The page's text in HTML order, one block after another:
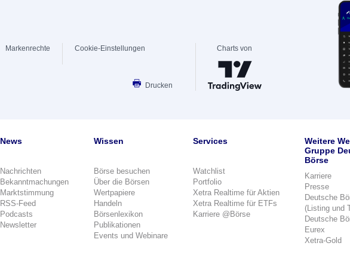
Markenrechte Cookie-Einstellungen
Drucken
Charts von
News
Nachrichten
Bekanntmachungen
Marktstimmung
RSS-Feed
Podcasts
Newsletter
Wissen
Börse besuchen
Über die Börsen
Wertpapiere
Handeln
Börsenlexikon
Publikationen
Events und Webinare
Services
Watchlist
Portfolio
Xetra Realtime für Aktien
Xetra Realtime für ETFs
Karriere @Börse
Weitere
Gruppe
Börse
Karriere
Presse
Deutsche
(Listing und
Deutsche
Eurex
Xetra-Gold